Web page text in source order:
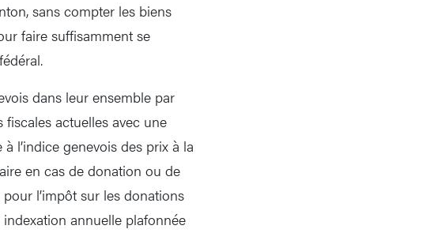
sans compter les biens
faire suffisamment se
dans leur ensemble par
actuelles avec une
l’indice genevois des prix à la
en cas de donation ou de
l’impôt sur les donations
annuelle plafonnée